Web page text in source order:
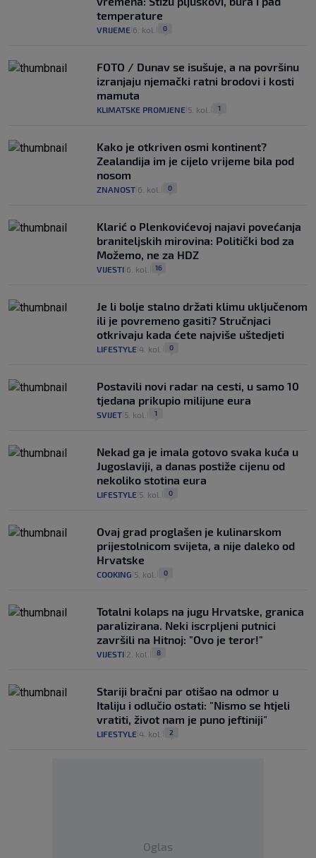
temperature
VRIJEME 6. kol. 0
FOTO / Dunav se isušuje, a na površinu
izranjaju njemački ratni brodovi i kosti
mamuta
KLIMATSKE PROMJENE 5. kol. 1
Kako je otkriven osmi kontinent?
Zealandija im je cijelo vrijeme bila pod
nosom
ZNANOST 6. kol. 0
Klarić o Plenkovićevoj najavi povećanja
braniteljskih mirovina: Politički bod za
Možemo, ne za HDZ
VIJESTI 6. kol. 16
Je li bolje stalno držati klimu uključenom
ili je povremeno gasiti? Stručnjaci
otkrivaju kada ćete najviše uštedjeti
LIFESTYLE 4. kol. 0
Postavili novi radar na cesti, u samo 10
tjedana prikupio milijune eura
SVIJET 5. kol. 1
Nekad ga je imala gotovo svaka kuća u
Jugoslaviji, a danas postiže cijenu od
nekoliko stotina eura
LIFESTYLE 5. kol. 0
Ovaj grad proglašen je kulinarskom
prijestolnicom svijeta, a nije daleko od
Hrvatske
COOKING 5. kol. 0
Totalni kolaps na jugu Hrvatske, granica
paralizirana. Neki iscrpljeni putnici
završili na Hitnoj: "Ovo je teror!"
VIJESTI 2. kol. 8
Stariji bračni par otišao na odmor u
Italiju i odlučio ostati: "Nismo se htjeli
vratiti, život nam je puno jeftiniji"
LIFESTYLE 4. kol. 2
Oglas